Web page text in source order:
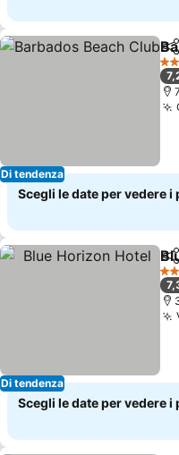
Di tendenza
3
Scegli le date per vedere i
Di tendenza
3
Scegli le date per vedere i